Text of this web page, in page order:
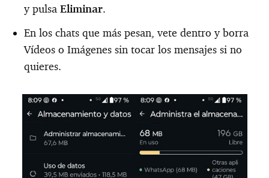
y pulsa Eliminar.
En los chats que más pesan, vete dentro y borra
Vídeos o Imágenes sin tocar los mensajes si no
quieres.